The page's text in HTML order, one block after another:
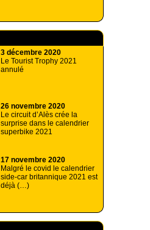
3 décembre 2020
Le Tourist Trophy 2021
annulé
26 novembre 2020
Le circuit d’Alès crée la
surprise dans le calendrier
superbike 2021
17 novembre 2020
Malgré le covid le calendrier
side-car britannique 2021 est
déjà (…)